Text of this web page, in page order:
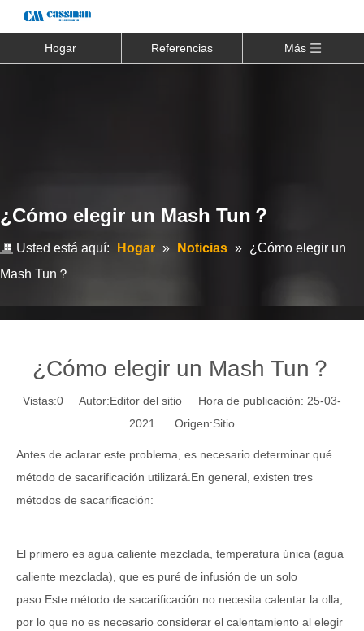
Hogar Referencias Más
¿Cómo elegir un Mash Tun？
Usted está aquí: Hogar » Noticias » ¿Cómo elegir un
Mash Tun？
¿Cómo elegir un Mash Tun？
Vistas:0 Autor:Editor del sitio Hora de publicación: 25-03-
2021 Origen:Sitio
Antes de aclarar este problema, es necesario determinar qué
método de sacarificación utilizará.En general, existen tres
métodos de sacarificación:
El primero es agua caliente mezclada, temperatura única (agua
caliente mezclada), que es puré de infusión de un solo
paso.Este método de sacarificación no necesita calentar la olla,
por lo que no es necesario considerar el calentamiento al elegir